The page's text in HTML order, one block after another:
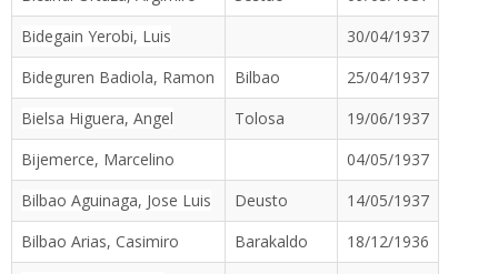
Bidegain Yerobi, Luis
30/04/1937
Bideguren Badiola, Ramon
Bilbao
25/04/1937
Bielsa Higuera, Angel
Tolosa
19/06/1937
Bijemerce, Marcelino
04/05/1937
Bilbao Aguinaga, Jose Luis
Deusto
14/05/1937
Bilbao Arias, Casimiro
Barakaldo
18/12/1936